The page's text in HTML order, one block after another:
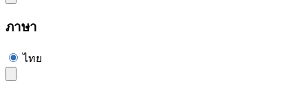
ภาษา
ไทย